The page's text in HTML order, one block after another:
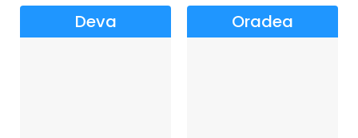
Deva Oradea